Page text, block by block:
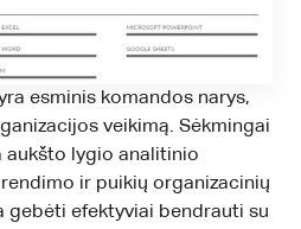
esminis komandos narys,
veikimą. Sėkmingai
lygio analitinio
ir puikių organizacinių
gebėti efektyviai bendrauti su